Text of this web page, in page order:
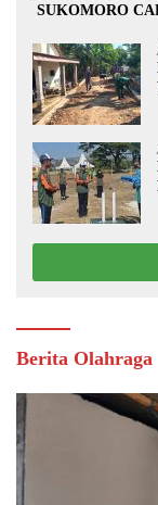
SUKOMORO
Berita Olahraga